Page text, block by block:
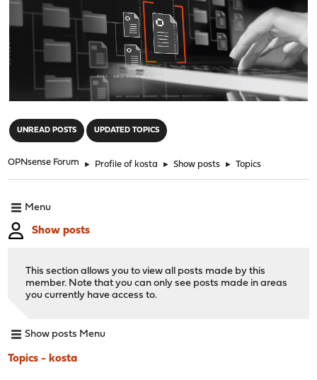
UNREAD POSTS UPDATED TOPICS
OPNsense Forum ► Profile of kosta ► Show posts ► Topics
Menu
Show posts
This section allows you to view all posts made by this
member. Note that you can only see posts made in areas
you currently have access to.
Show posts Menu
Topics - kosta